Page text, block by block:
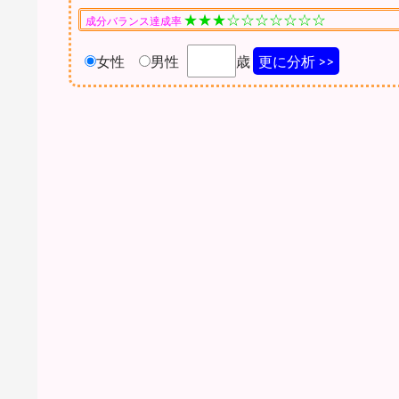
成分バランス達成率 ★★★☆☆☆☆☆☆☆
女性 男性 歳 更に分析 >>